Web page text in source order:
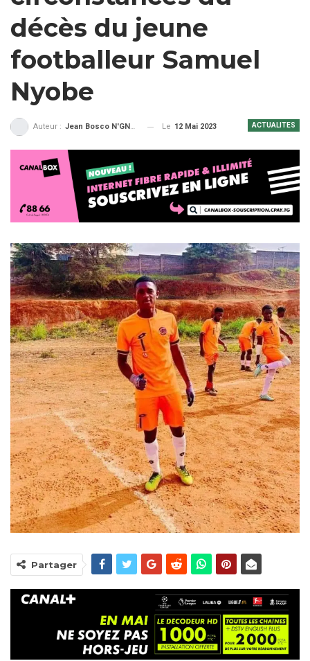
décès du jeune
footballeur Samuel
Nyobe
ACTUALITES
Auteur : Jean Bosco N'GNAMA Le 12 Mai 2023
Partager